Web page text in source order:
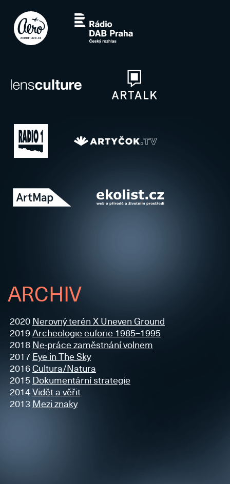
ARCHIV
2020 Nerovný terén X Uneven Ground
2019 Archeologie euforie 1985–1995
2018 Ne-práce zaměstnání volnem
2017 Eye in The Sky
2016Cultura/Natura
2015 Dokumentární strategie
2014Vidět a věřit
2013 Mezi znaky